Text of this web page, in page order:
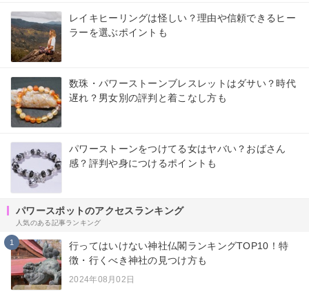
レイキヒーリングは怪しい？理由や信頼できるヒー
ラーを選ぶポイントも
数珠・パワーストーンブレスレットはダサい？時代
遅れ？男女別の評判と着こなし方も
パワーストーンをつけてる女はヤバい？おばさん
感？評判や身につけるポイントも
パワースポットのアクセスランキング
人気のある記事ランキング
1
行ってはいけない神社仏閣ランキングTOP10！特
徴・行くべき神社の見つけ方も
2024年08月02日